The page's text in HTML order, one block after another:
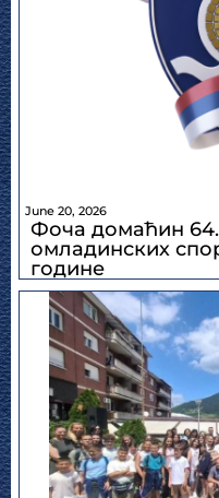
June 20, 2026
Фоча домаћин
омладинских
године